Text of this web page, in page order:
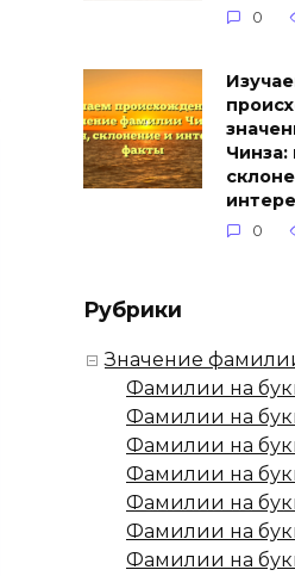
0
Чинза:
0
Рубрики
Значение
Фамилии на
Фамилии на
Фамилии на
Фамилии на
Фамилии на
Фамилии на
Фамилии на